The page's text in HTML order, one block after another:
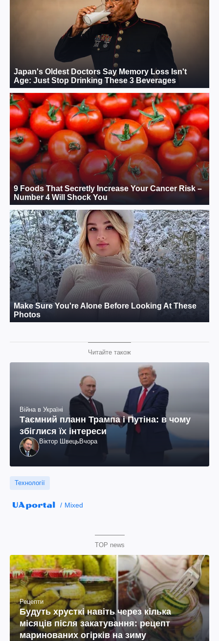
Читайте також
Війна в Україні
Таємний планн Трампа і Путіна: в чому
збіглися їх інтереси
Віктор ШвецьВчора
Технології
Mixed
TOP news
Рецепти
Будуть хрусткі навіть через кілька
місяців після закатування: рецепт
маринованих огірків на зиму